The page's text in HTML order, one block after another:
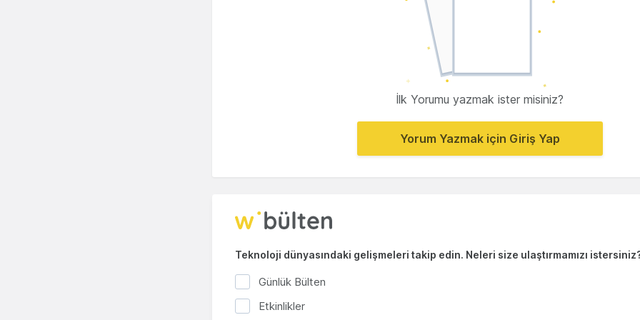
İlk Yorumu yazmak ister misiniz?
Yorum Yazmak için Giriş Yap
Teknoloji dünyasındaki gelişmeleri takip edin. Neleri size ulaştırmamızı
Günlük Bülten
Etkinlikler